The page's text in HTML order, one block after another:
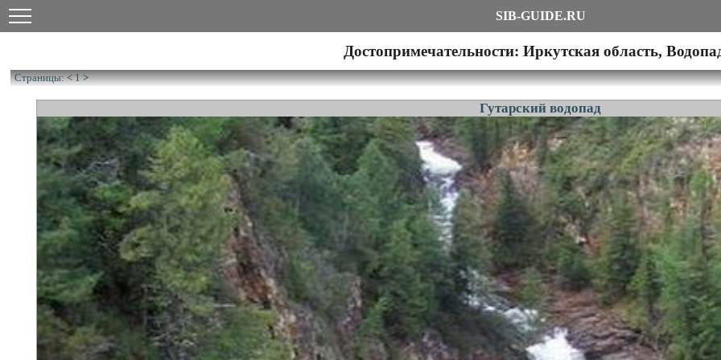
SIB-GUIDE.RU
Достопримечательности: Иркутская область,
Страницы:< 1 >
Гутарский водопад